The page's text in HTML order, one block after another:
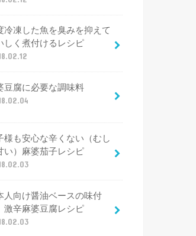
冷凍した魚を臭みを抑えて
しく煮付けるレシピ
豆腐に必要な調味料
様も安心な辛くない（むし
い）麻婆茄子レシピ
人向け醤油ベースの味付
激辛麻婆豆腐レシピ